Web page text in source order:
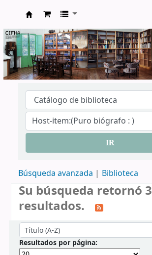
CIFHA
IR
Búsqueda avanzada Biblioteca
Su búsqueda retornó 3
resultados.
Ordenar
Ordenar por:
Resultados por página: